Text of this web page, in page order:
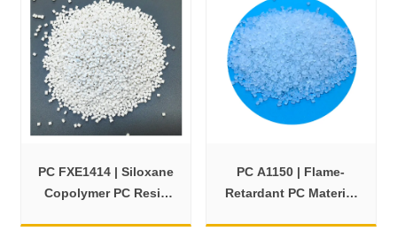
PC FXE1414 | Siloxane
Copolymer PC Resin
PC A1150 | Flame-
Retardant PC Material